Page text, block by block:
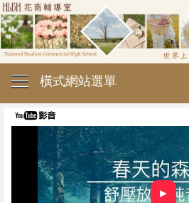
橫式網站選單
►